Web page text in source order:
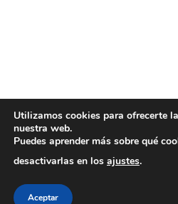
Utilizamos cookies para ofrecerte
nuestra web.
Puedes aprender más sobre qué
desactivarlas en los ajustes.
Aceptar